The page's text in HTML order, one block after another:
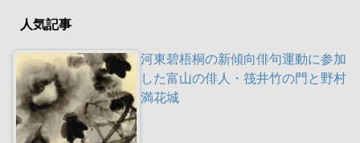
人気記事
河東碧梧桐の新傾向俳句運動に参加
した富山の俳人・筏井竹の門と野村
満花城